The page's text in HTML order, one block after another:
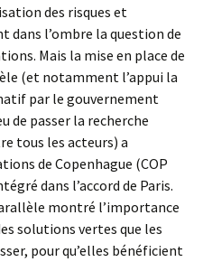
des risques et
dans l’ombre la question de
Mais la mise en place de
(et notamment l’appui la
par le gouvernement
de passer la recherche
tous les acteurs) a
de Copenhague (COP
dans l’accord de Paris.
montré l’importance
solutions vertes que les
pour qu’elles bénéficient